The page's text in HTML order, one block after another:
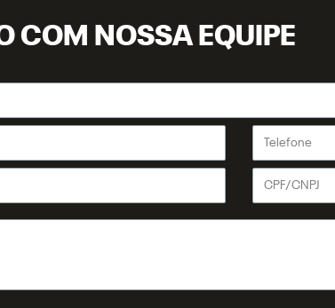
COM NOSSA EQUIPE